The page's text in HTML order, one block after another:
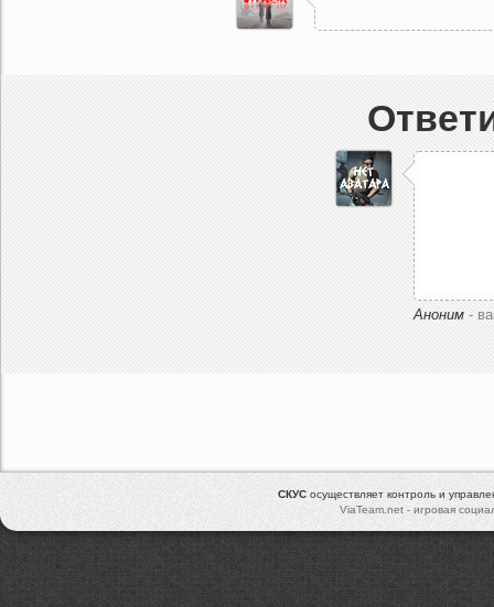
Аноним -
СКУС осуществляет контроль и
ViaTeam.net - игровая